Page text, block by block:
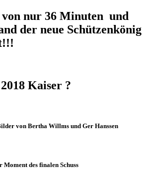
nur 36 Minuten und
der neue Schützenkönig
2018 Kaiser ?
von Bertha Willms und Ger Hanssen
Moment des finalen Schuss